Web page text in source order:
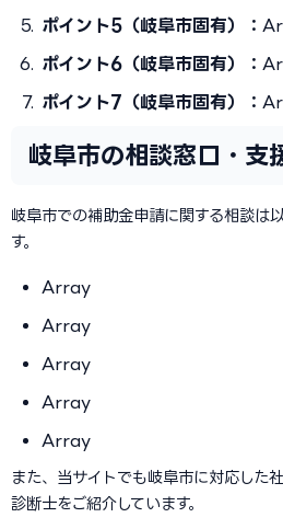
ポイント5（岐阜市固有）：
ポイント6（岐阜市固有）：
ポイント7（岐阜市固有）：
岐阜市の相談窓口・支
岐阜市での補助金申請に関する相談は
す。
Array
Array
Array
Array
Array
また、当サイトでも岐阜市に対応した
診断士をご紹介しています。